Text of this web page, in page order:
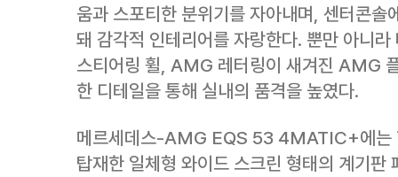
움과 스포티한 분위기를 자아내며, 센터콘
돼 감각적 인테리어를 자랑한다. 뿐만 아니
스티어링 휠, AMG 레터링이 새겨진 AMG
한 디테일을 통해 실내의 품격을 높였다.
메르세데스-AMG EQS 53 4MATIC+에는
탑재한 일체형 와이드 스크린 형태의 계기